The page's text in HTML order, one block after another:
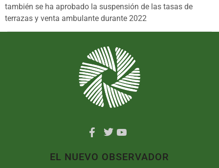
también se ha aprobado la suspensión de las tasas de
terrazas y venta ambulante durante 2022
EL NUEVO OBSERVADOR